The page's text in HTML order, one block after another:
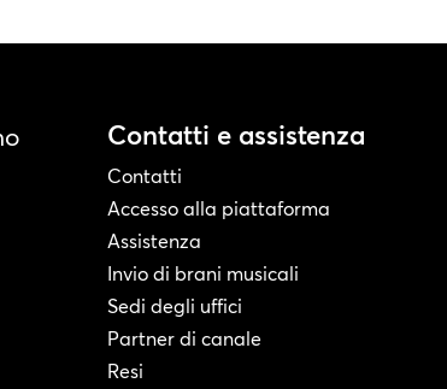
Contatti e assistenza
Contatti
Accesso alla piattaforma
Assistenza
Invio di brani musicali
Sedi degli uffici
Partner di canale
Resi